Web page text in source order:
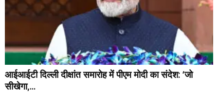
आईआईटी दिल्ली दीक्षांत समारोह में पीएम मोदी का संदेश: ‘जो
सीखेगा,...